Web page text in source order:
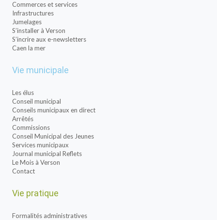
Commerces et services
Infrastructures
Jumelages
S’installer à Verson
S’incrire aux e-newsletters
Caen la mer
Vie municipale
Les élus
Conseil municipal
Conseils municipaux en direct
Arrêtés
Commissions
Conseil Municipal des Jeunes
Services municipaux
Journal municipal Reflets
Le Mois à Verson
Contact
Vie pratique
Formalités administratives